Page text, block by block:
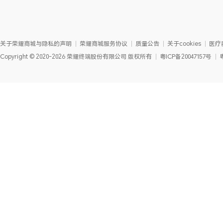
关于荣耀商城与隐私的声明 荣耀商城服务协议 质量公告 关于cookies
医疗
Copyright © 2020-2026 荣耀终端股份有限公司 版权所有 粤ICP备20047157号